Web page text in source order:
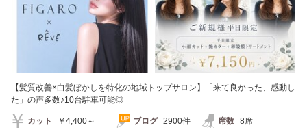
【髪質改善×白髪ぼかしを特化の地域トップサロン】「来て良かった、感動し
た」の声多数♪10台駐車可能◎
カット ￥4,400～ ブログ 2900件 席数 8席